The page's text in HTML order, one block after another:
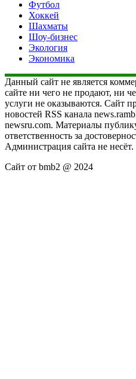
Футбол
Хоккей
Шахматы
Шоу-бизнес
Экология
Экономика
Данный сайт не является
сайте ни чего не продают, ни
услуги не оказываются. Сайт
новостей RSS канала
newsru.com. Материалы
ответственность за
Администрация сайта не несёт.
Сайт от bmb2 @ 2024